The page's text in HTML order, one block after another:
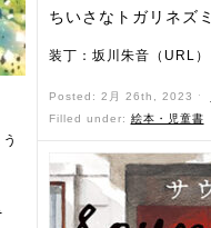
ちいさなトガリネズミ
装丁：坂川朱音（URL）
Posted: 2月 26th, 2023 ˑ
Filled under: 絵本・児童書